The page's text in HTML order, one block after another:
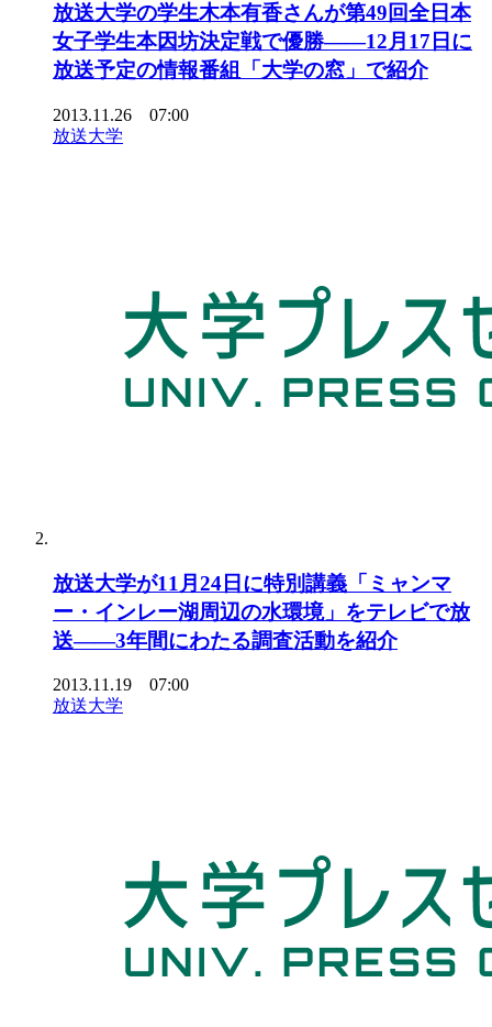
放送大学の学生木本有香さんが第49回全日本
女子学生本因坊決定戦で優勝――12月17日に
放送予定の情報番組「大学の窓」で紹介
2013.11.26 07:00
放送大学
放送大学が11月24日に特別講義「ミャンマ
ー・インレー湖周辺の水環境」をテレビで放
送――3年間にわたる調査活動を紹介
2013.11.19 07:00
放送大学